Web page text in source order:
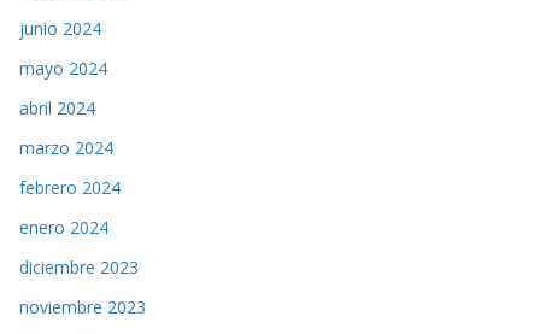
junio 2024
mayo 2024
abril 2024
marzo 2024
febrero 2024
enero 2024
diciembre 2023
noviembre 2023